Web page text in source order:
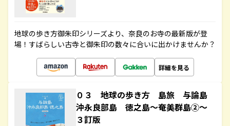
地球の歩き方御朱印シリーズより、奈良のお寺の最新版が登
場！すばらしい古寺と御朱印の数々に合いに出かけませんか？
詳細を見る
０３ 地球の歩き方 島旅 与論島
沖永良部島 徳之島～奄美群島②～
３訂版